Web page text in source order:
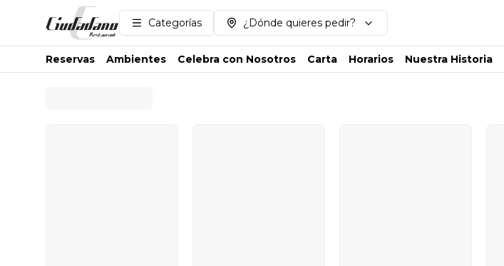
Categorías ¿Dónde quieres pedir?
Reservas Ambientes Celebra con Nosotros Carta Horarios Nuestra Historia